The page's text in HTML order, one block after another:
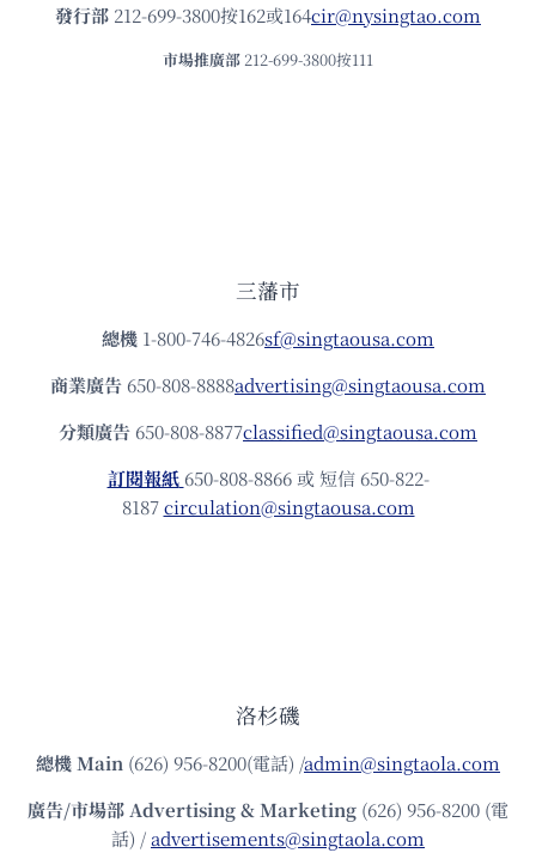
發⾏部 212-699-3800按162或164cir@nysingtao.com
市場推廣部 212-699-3800按111
三藩市
總機 1-800-746-4826sf@singtaousa.com
商業廣告 650-808-8888advertising@singtaousa.com
分類廣告 650-808-8877classified@singtaousa.com
訂閱報紙 650-808-8866 或 短信 650-822-
8187circulation@singtaousa.com
洛杉磯
總機Main (626) 956-8200(電話) /admin@singtaola.com
廣告/市場部Advertising & Marketing (626) 956-8200 (電
話) /advertisements@singtaola.com